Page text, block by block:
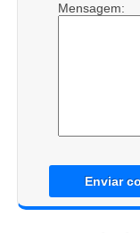
Mensagem:
Enviar